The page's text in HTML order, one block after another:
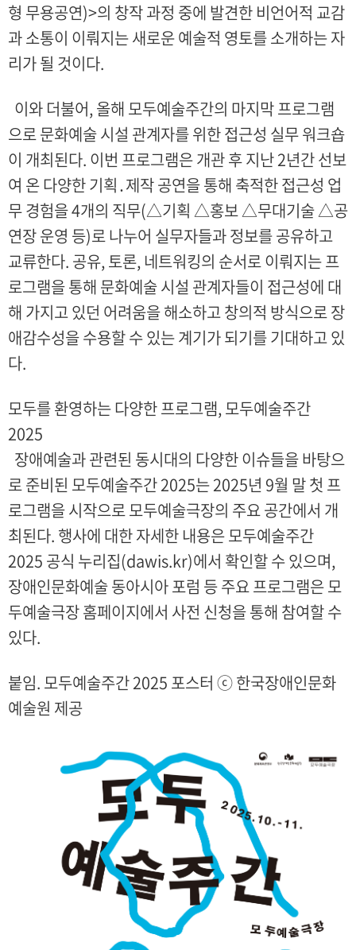
형 무용공연)>의 창작 과정 중에 발견한 비언어적 교감
과 소통이 이뤄지는 새로운 예술적 영토를 소개하는 자
리가 될 것이다.
이와 더불어, 올해 모두예술주간의 마지막 프로그램
으로 문화예술 시설 관계자를 위한 접근성 실무 워크숍
이 개최된다. 이번 프로그램은 개관 후 지난 2년간 선보
여 온 다양한 기획․제작 공연을 통해 축적한 접근성 업
무 경험을 4개의 직무(△기획 △홍보 △무대기술 △공
연장 운영 등)로 나누어 실무자들과 정보를 공유하고
교류한다. 공유, 토론, 네트워킹의 순서로 이뤄지는 프
로그램을 통해 문화예술 시설 관계자들이 접근성에 대
해 가지고 있던 어려움을 해소하고 창의적 방식으로 장
애감수성을 수용할 수 있는 계기가 되기를 기대하고 있
다.
모두를 환영하는 다양한 프로그램, 모두예술주간
2025
장애예술과 관련된 동시대의 다양한 이슈들을 바탕으
로 준비된 모두예술주간 2025는 2025년 9월 말 첫 프
로그램을 시작으로 모두예술극장의 주요 공간에서 개
최된다. 행사에 대한 자세한 내용은 모두예술주간
2025 공식 누리집(dawis.kr)에서 확인할 수 있으며,
장애인문화예술 동아시아 포럼 등 주요 프로그램은 모
두예술극장 홈페이지에서 사전 신청을 통해 참여할 수
있다.
붙임. 모두예술주간 2025 포스터 ⓒ 한국장애인문화
예술원 제공